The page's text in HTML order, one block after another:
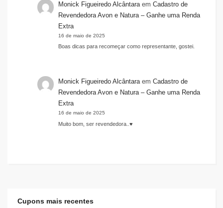
Monick Figueiredo AlcântaraemCadastro de
Revendedora Avon e Natura – Ganhe uma Renda
Extra
16 de maio de 2025
Boas dicas para recomeçar como representante, gostei.
Monick Figueiredo AlcântaraemCadastro de
Revendedora Avon e Natura – Ganhe uma Renda
Extra
16 de maio de 2025
Muito bom, ser revendedora..♥️
Cupons mais recentes